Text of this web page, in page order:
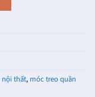
nội thất, móc treo quần